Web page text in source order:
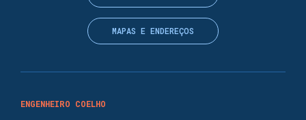
ENGENHEIRO COELHO
MAPAS E ENDEREÇOS